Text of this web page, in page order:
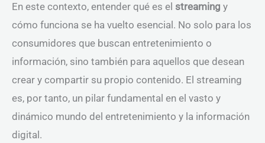
En este contexto, entender qué es el streaming y
cómo funciona se ha vuelto esencial. No solo para los
consumidores que buscan entretenimiento o
información, sino también para aquellos que desean
crear y compartir su propio contenido. El streaming
es, por tanto, un pilar fundamental en el vasto y
dinámico mundo del entretenimiento y la información
digital.